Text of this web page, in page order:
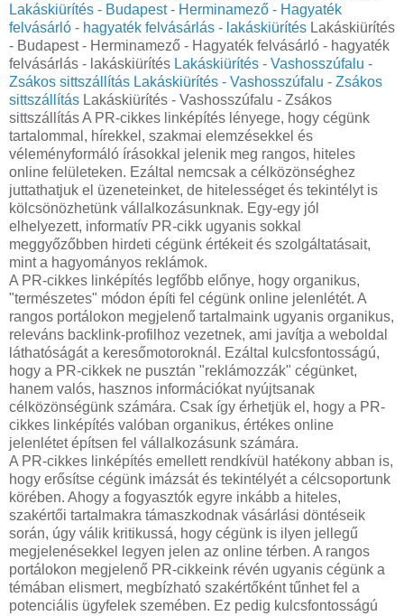
Lakáskiürítés - Budapest - Herminamező - Hagyaték
felvásárló - hagyaték felvásárlás - lakáskiürítés Lakáskiürítés
- Budapest - Herminamező - Hagyaték felvásárló - hagyaték
felvásárlás - lakáskiürítés Lakáskiürítés - Vashosszúfalu -
Zsákos sittszállítás Lakáskiürítés - Vashosszúfalu - Zsákos
sittszállítás Lakáskiürítés - Vashosszúfalu - Zsákos
sittszállítás A PR-cikkes linképítés lényege, hogy cégünk
tartalommal, hírekkel, szakmai elemzésekkel és
véleményformáló írásokkal jelenik meg rangos, hiteles
online felületeken. Ezáltal nemcsak a célközönséghez
juttathatjuk el üzeneteinket, de hitelességet és tekintélyt is
kölcsönözhetünk vállalkozásunknak. Egy-egy jól
elhelyezett, informatív PR-cikk ugyanis sokkal
meggyőzőbben hirdeti cégünk értékeit és szolgáltatásait,
mint a hagyományos reklámok.
A PR-cikkes linképítés legfőbb előnye, hogy organikus,
"természetes" módon építi fel cégünk online jelenlétét. A
rangos portálokon megjelenő tartalmaink ugyanis organikus,
releváns backlink-profilhoz vezetnek, ami javítja a weboldal
láthatóságát a keresőmotoroknál. Ezáltal kulcsfontosságú,
hogy a PR-cikkek ne pusztán "reklámozzák" cégünket,
hanem valós, hasznos információkat nyújtsanak
célközönségünk számára. Csak így érhetjük el, hogy a PR-
cikkes linképítés valóban organikus, értékes online
jelenlétet építsen fel vállalkozásunk számára.
A PR-cikkes linképítés emellett rendkívül hatékony abban is,
hogy erősítse cégünk imázsát és tekintélyét a célcsoportunk
körében. Ahogy a fogyasztók egyre inkább a hiteles,
szakértői tartalmakra támaszkodnak vásárlási döntéseik
során, úgy válik kritikussá, hogy cégünk is ilyen jellegű
megjelenésekkel legyen jelen az online térben. A rangos
portálokon megjelenő PR-cikkeink révén ugyanis cégünk a
témában elismert, megbízható szakértőként tűnhet fel a
potenciális ügyfelek szemében. Ez pedig kulcsfontosságú